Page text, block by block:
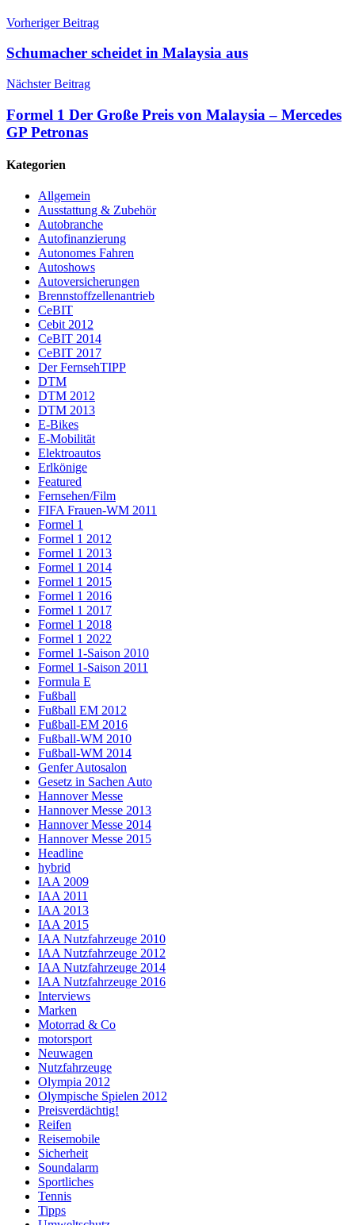
Vorheriger Beitrag
Schumacher scheidet in Malaysia aus
Nächster Beitrag
Formel 1 Der Große Preis von Malaysia – Mercedes
GP Petronas
Kategorien
Allgemein
Ausstattung & Zubehör
Autobranche
Autofinanzierung
Autonomes Fahren
Autoshows
Autoversicherungen
Brennstoffzellenantrieb
CeBIT
Cebit 2012
CeBIT 2014
CeBIT 2017
Der FernsehTIPP
DTM
DTM 2012
DTM 2013
E-Bikes
E-Mobilität
Elektroautos
Erlkönige
Featured
Fernsehen/Film
FIFA Frauen-WM 2011
Formel 1
Formel 1 2012
Formel 1 2013
Formel 1 2014
Formel 1 2015
Formel 1 2016
Formel 1 2017
Formel 1 2018
Formel 1 2022
Formel 1-Saison 2010
Formel 1-Saison 2011
Formula E
Fußball
Fußball EM 2012
Fußball-EM 2016
Fußball-WM 2010
Fußball-WM 2014
Genfer Autosalon
Gesetz in Sachen Auto
Hannover Messe
Hannover Messe 2013
Hannover Messe 2014
Hannover Messe 2015
Headline
hybrid
IAA 2009
IAA 2011
IAA 2013
IAA 2015
IAA Nutzfahrzeuge 2010
IAA Nutzfahrzeuge 2012
IAA Nutzfahrzeuge 2014
IAA Nutzfahrzeuge 2016
Interviews
Marken
Motorrad & Co
motorsport
Neuwagen
Nutzfahrzeuge
Olympia 2012
Olympische Spielen 2012
Preisverdächtig!
Reifen
Reisemobile
Sicherheit
Soundalarm
Sportliches
Tennis
Tipps